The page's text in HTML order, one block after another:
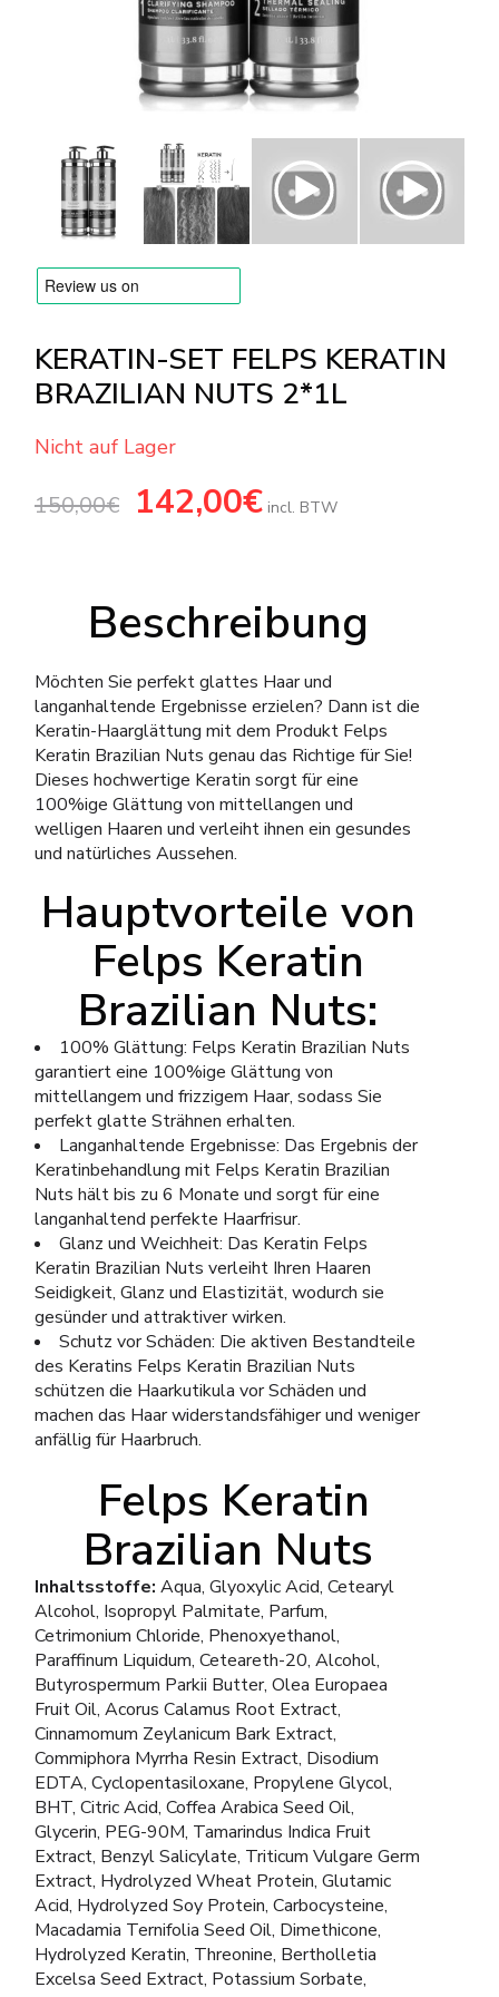
Versandarten & Zahlungsarten
Kontakt
KERATIN-SET FELPS KERATIN
BRAZILIAN NUTS 2*1L
Nicht auf Lager
150,00€
Ursprünglicher
Preis
142,00€Aktueller
Preis
incl. BTW
Beschreibung
Möchten Sie perfekt glattes Haar und
langanhaltende Ergebnisse erzielen? Dann ist die
Keratin-Haarglättung mit dem Produkt Felps
Keratin Brazilian Nuts genau das Richtige für Sie!
Dieses hochwertige Keratin sorgt für eine
100%ige Glättung von mittellangen und
welligen Haaren und verleiht ihnen ein gesundes
und natürliches Aussehen.
Hauptvorteile von
Felps Keratin
Brazilian Nuts:
100% Glättung: Felps Keratin Brazilian Nuts
garantiert eine 100%ige Glättung von
mittellangem und frizzigem Haar, sodass Sie
perfekt glatte Strähnen erhalten.
Langanhaltende Ergebnisse: Das Ergebnis der
Keratinbehandlung mit Felps Keratin Brazilian
Nuts hält bis zu 6 Monate und sorgt für eine
langanhaltend perfekte Haarfrisur.
Glanz und Weichheit: Das Keratin Felps
Keratin Brazilian Nuts verleiht Ihren Haaren
Seidigkeit, Glanz und Elastizität, wodurch sie
gesünder und attraktiver wirken.
Schutz vor Schäden: Die aktiven Bestandteile
des Keratins Felps Keratin Brazilian Nuts
schützen die Haarkutikula vor Schäden und
machen das Haar widerstandsfähiger und weniger
anfällig für Haarbruch.
Felps Keratin
Brazilian Nuts
Inhaltsstoffe: Aqua, Glyoxylic Acid, Cetearyl
Alcohol, Isopropyl Palmitate, Parfum,
Cetrimonium Chloride, Phenoxyethanol,
Paraffinum Liquidum, Ceteareth-20, Alcohol,
Butyrospermum Parkii Butter, Olea Europaea
Fruit Oil, Acorus Calamus Root Extract,
Cinnamomum Zeylanicum Bark Extract,
Commiphora Myrrha Resin Extract, Disodium
EDTA, Cyclopentasiloxane, Propylene Glycol,
BHT, Citric Acid, Coffea Arabica Seed Oil,
Glycerin, PEG-90M, Tamarindus Indica Fruit
Extract, Benzyl Salicylate, Triticum Vulgare Germ
Extract, Hydrolyzed Wheat Protein, Glutamic
Acid, Hydrolyzed Soy Protein, Carbocysteine,
Macadamia Ternifolia Seed Oil, Dimethicone,
Hydrolyzed Keratin, Threonine, Bertholletia
Excelsa Seed Extract, Potassium Sorbate,